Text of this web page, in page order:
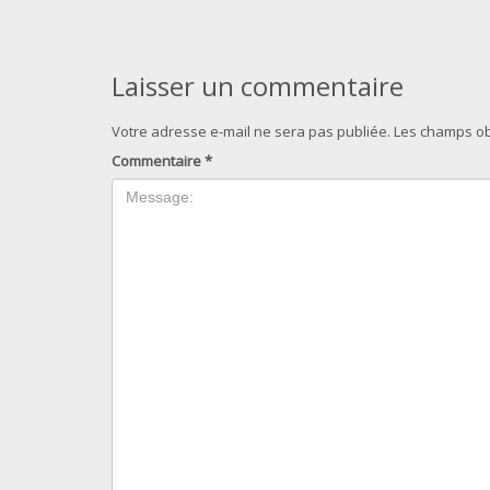
Laisser un commentaire
Votre adresse e-mail ne sera pas publiée. Les champs
Commentaire*